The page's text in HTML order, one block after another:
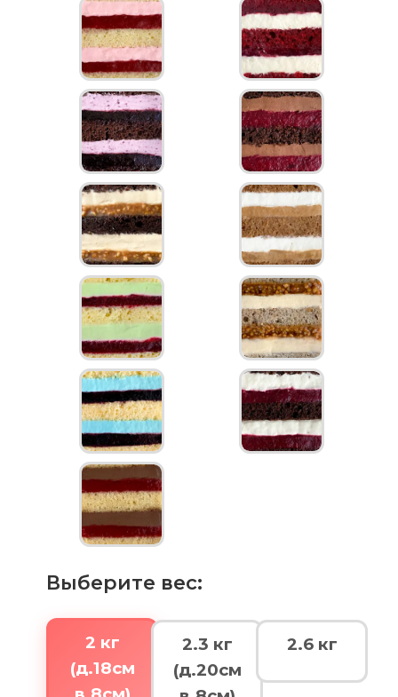
Выберите вес:
2 кг
(д.18см
2.3 кг
(д.20см
2.6 кг